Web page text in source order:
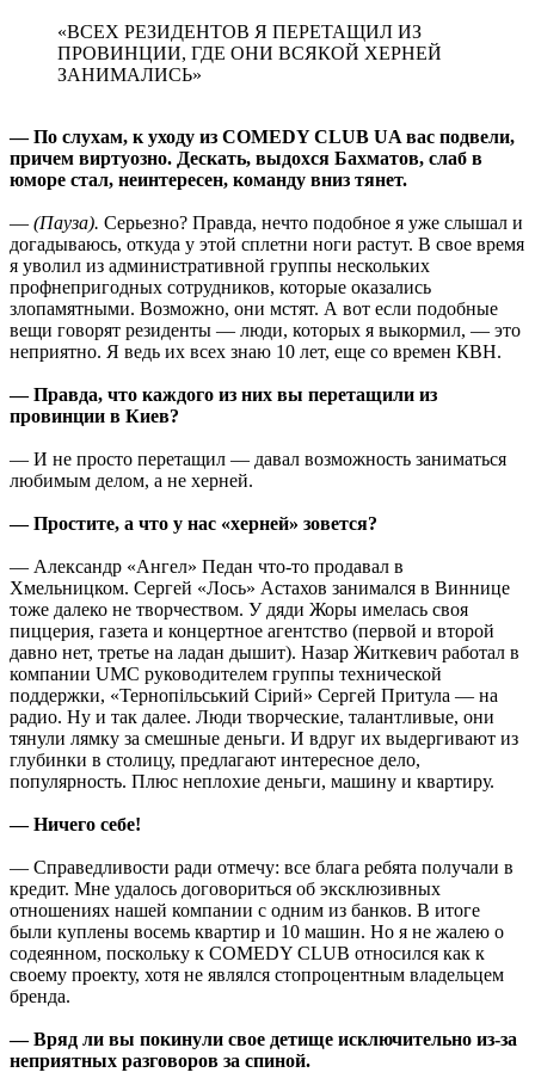
«ВСЕХ РЕЗИДЕНТОВ Я ПЕРЕТАЩИЛ ИЗ
ПРОВИНЦИИ, ГДЕ ОНИ ВСЯКОЙ ХЕРНЕЙ
ЗАНИМАЛИСЬ»
— По слухам, к уходу из COMEDY CLUB UA вас подвели,
причем виртуозно. Дескать, выдохся Бахматов, слаб в
юморе стал, неинтересен, команду вниз тянет.
— (Пауза). Серьезно? Правда, нечто подобное я уже слышал и
догадываюсь, откуда у этой сплетни ноги растут. В свое время
я уволил из административной группы нескольких
профнепригодных сотрудников, которые оказались
злопамятными. Возможно, они мстят. А вот если подобные
вещи говорят резиденты — люди, которых я выкормил, — это
неприятно. Я ведь их всех знаю 10 лет, еще со времен КВН.
— Правда, что каждого из них вы перетащили из
провинции в Киев?
— И не просто перетащил — давал возможность заниматься
любимым делом, а не херней.
— Простите, а что у нас «херней» зовется?
— Александр «Ангел» Педан что-то продавал в
Хмельницком. Сергей «Лось» Астахов занимался в Виннице
тоже далеко не творчеством. У дяди Жоры имелась своя
пиццерия, газета и концертное агентство (первой и второй
давно нет, третье на ладан дышит). Назар Житкевич работал в
компании UMС руководителем группы технической
поддержки, «Тернопiльський Сiрий» Сергей Притула — на
радио. Ну и так далее. Люди творческие, талантливые, они
тянули лямку за смешные деньги. И вдруг их выдергивают из
глубинки в столицу, предлагают интересное дело,
популярность. Плюс неплохие деньги, машину и квартиру.
— Ничего себе!
— Справедливости ради отмечу: все блага ребята получали в
кредит. Мне удалось договориться об эксклюзивных
отношениях нашей компании с одним из банков. В итоге
были куплены восемь квартир и 10 машин. Но я не жалею о
содеянном, поскольку к COMEDY CLUB относился как к
своему проекту, хотя не являлся стопроцентным владельцем
бренда.
— Вряд ли вы покинули свое детище исключительно из-за
неприятных разговоров за спиной.